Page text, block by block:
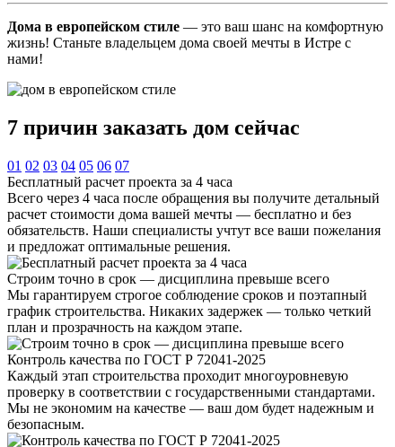
Дома в европейском стиле — это ваш шанс на комфортную
жизнь! Станьте владельцем дома своей мечты в Истре с
нами!
7 причин заказать дом сейчас
01 02 03 04 05 06 07
Бесплатный расчет проекта за 4 часа
Всего через 4 часа после обращения вы получите детальный
расчет стоимости дома вашей мечты — бесплатно и без
обязательств. Наши специалисты учтут все ваши пожелания
и предложат оптимальные решения.
Строим точно в срок — дисциплина превыше всего
Мы гарантируем строгое соблюдение сроков и поэтапный
график строительства. Никаких задержек — только четкий
план и прозрачность на каждом этапе.
Контроль качества по ГОСТ Р 72041-2025
Каждый этап строительства проходит многоуровневую
проверку в соответствии с государственными стандартами.
Мы не экономим на качестве — ваш дом будет надежным и
безопасным.